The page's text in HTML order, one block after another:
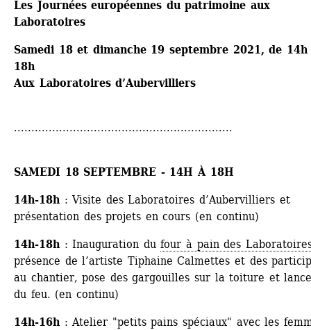
Les Journées européennes du patrimoine aux
Laboratoires
Samedi 18 et dimanche 19 septembre 2021, de 14h
18h
Aux Laboratoires d’Aubervilliers
...............................................................
SAMEDI 18 SEPTEMBRE - 14H À 18H
14h-18h: Visite des Laboratoires d’Aubervilliers et
présentation des projets en cours (en continu)
14h-18h: Inauguration du four à pain des
présence de l’artiste Tiphaine Calmettes et des
au chantier, pose des gargouilles sur la toiture et
du feu. (en continu)
14h-16h: Atelier "petits pains spéciaux" avec les